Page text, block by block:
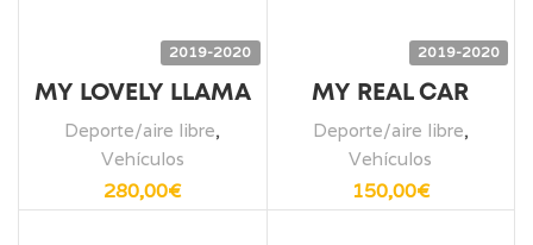
2019-2020
MY LOVELY LLAMA
Deporte/aire libre,
Vehículos
280,00€
2019-2020
MY REAL CAR
Deporte/aire libre,
Vehículos
150,00€